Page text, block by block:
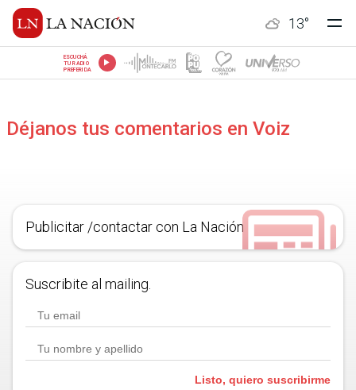
13°
ESCUCHÁ
TU RADIO
PREFERIDA
Déjanos tus comentarios en Voiz
Publicitar /contactar con La Nación
Suscribite al mailing.
Listo, quiero suscribirme